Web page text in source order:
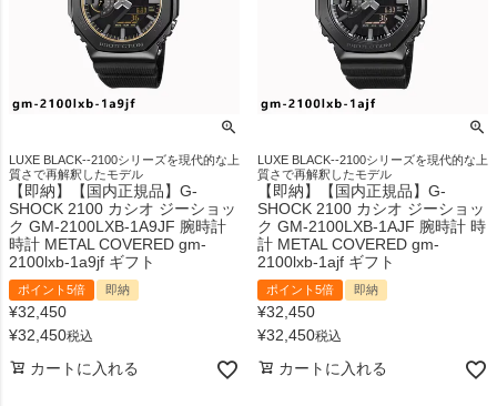
LUXE BLACK--2100シリーズを現代的な上
質さで再解釈したモデル
【即納】【国内正規品】G-
SHOCK 2100 カシオ ジーショッ
ク GM-2100LXB-1A9JF 腕時計
時計 METAL COVERED gm-
2100lxb-1a9jf ギフト
ポイント5倍 即納
¥32,450
¥32,450税込
カートに入れる
LUXE BLACK--2100シリーズを現代的な上
質さで再解釈したモデル
【即納】【国内正規品】G-
SHOCK 2100 カシオ ジーショッ
ク GM-2100LXB-1AJF 腕時計 時
計 METAL COVERED gm-
2100lxb-1ajf ギフト
ポイント5倍 即納
¥32,450
¥32,450税込
カートに入れる